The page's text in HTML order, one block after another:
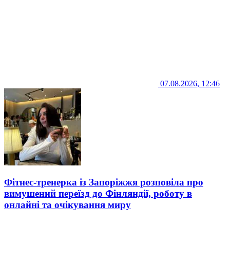
07.08.2026, 12:46
Фітнес-тренерка із Запоріжжя розповіла про
вимушений переїзд до Фінляндії, роботу в
онлайні та очікування миру